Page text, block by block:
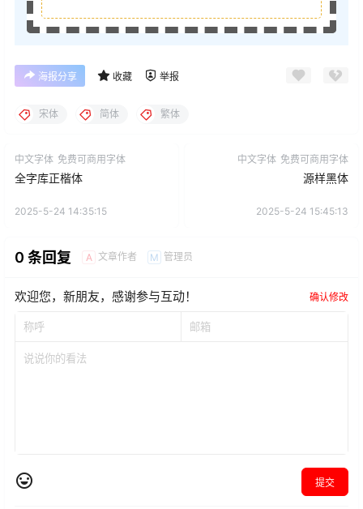
海报分享 收藏 举报
宋体 简体 繁体
中文字体 免费可商用字体
全字库正楷体
2025-5-24 14:35:15
中文字体 免费可商用字体
源样黑体
2025-5-24 15:45:13
0 条回复 A 文章作者 M 管理员
欢迎您，新朋友，感谢参与互动！ 确认修改
提交